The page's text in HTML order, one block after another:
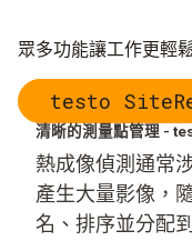
眾多功能讓工作更輕鬆
testo
清晰的測量點管理 -
熱成像偵測通常
產生大量影像，
名、排序並分配